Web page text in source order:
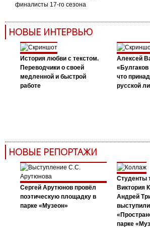
финалисты 17-го сезона
НОВЫЕ ИНТЕРВЬЮ
История любви с текстом.
Переводчики о своей
медленной и быстрой
работе
Алексей
«Булгаков
что
русской
НОВЫЕ РЕПОРТАЖИ
Сергей Арутюнов провёл
поэтическую площадку в
парке «Музеон»
Студенты
Виктория
Андрей
парке